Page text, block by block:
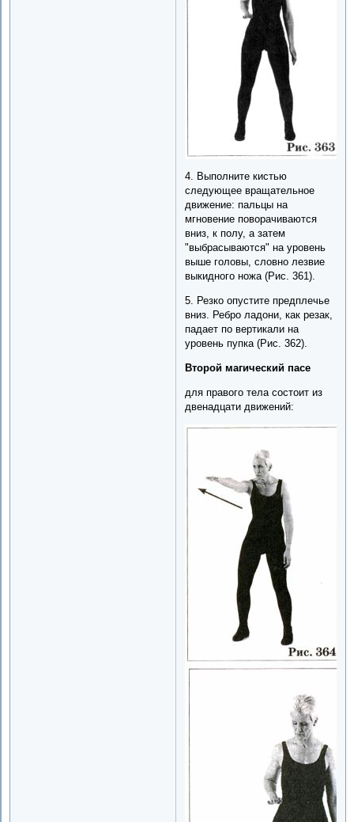
4. Выполните кистью
следующее вращательное
движение: пальцы на
мгновение поворачиваются
вниз, к полу, а затем
"выбрасываются" на уровень
выше головы, словно лезвие
выкидного ножа (Рис. 361).
5. Резко опустите предплечье
вниз. Ребро ладони, как резак,
падает по вертикали на
уровень пупка (Рис. 362).
Второй магический пасе
для правого тела состоит из
двенадцати движений: